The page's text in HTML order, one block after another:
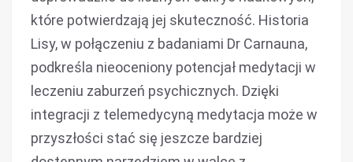
które potwierdzają jej skuteczność. Historia
Lisy, w połączeniu z badaniami Dr Carnauna,
podkreśla nieoceniony potencjał medytacji w
leczeniu zaburzeń psychicznych. Dzięki
integracji z telemedycyną medytacja może w
przyszłości stać się jeszcze bardziej